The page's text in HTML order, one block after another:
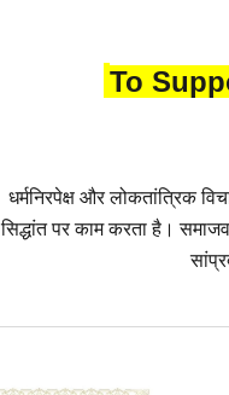
To
धर्मनिरपेक्ष और लोकतांत्रिक
सिद्धांत पर काम करता है।